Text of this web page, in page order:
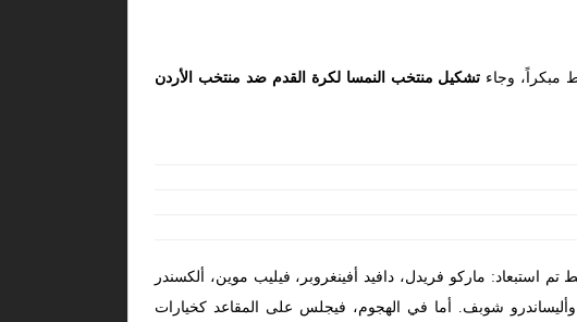
مبكراً، وجاء تشكيل منتخب النمسا لكرة القدم ضد منتخب الأردن
استبعاد: ماركو فريدل، دافيد أفينغروبر، فيليب موين، ألكسندر
وأليساندرو شوبف. أما في الهجوم، فيجلس على المقاعد كخيارات